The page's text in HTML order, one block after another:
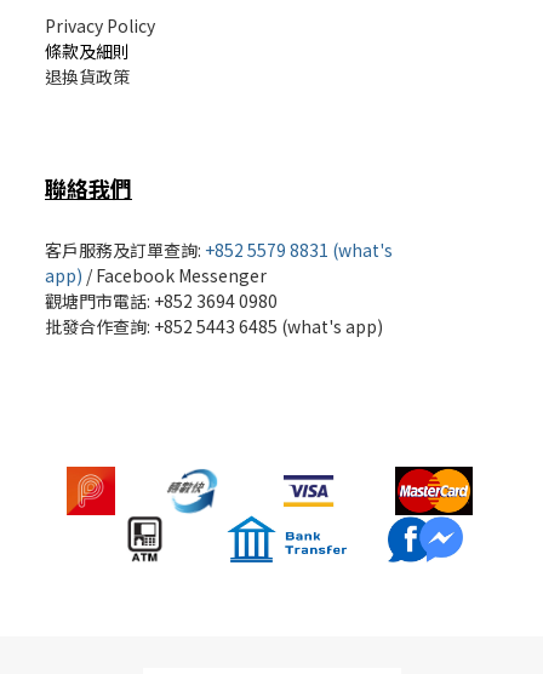
Privacy Policy
條款及細則
退換貨政策
聯絡我們
客戶服務及訂單查詢: +852 5579 8831 (what's
app) /Facebook Messenger
觀塘門市電話: +852 3694 0980
批發合作查詢: +852 5443 6485 (what's app)